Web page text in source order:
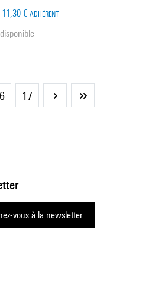
11,30 € ADHÉRENT
17
vous à la newsletter